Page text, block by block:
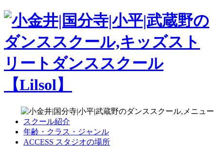
スクール紹介
年齢・クラス・ジャンル
ACCESS スタジオの場所